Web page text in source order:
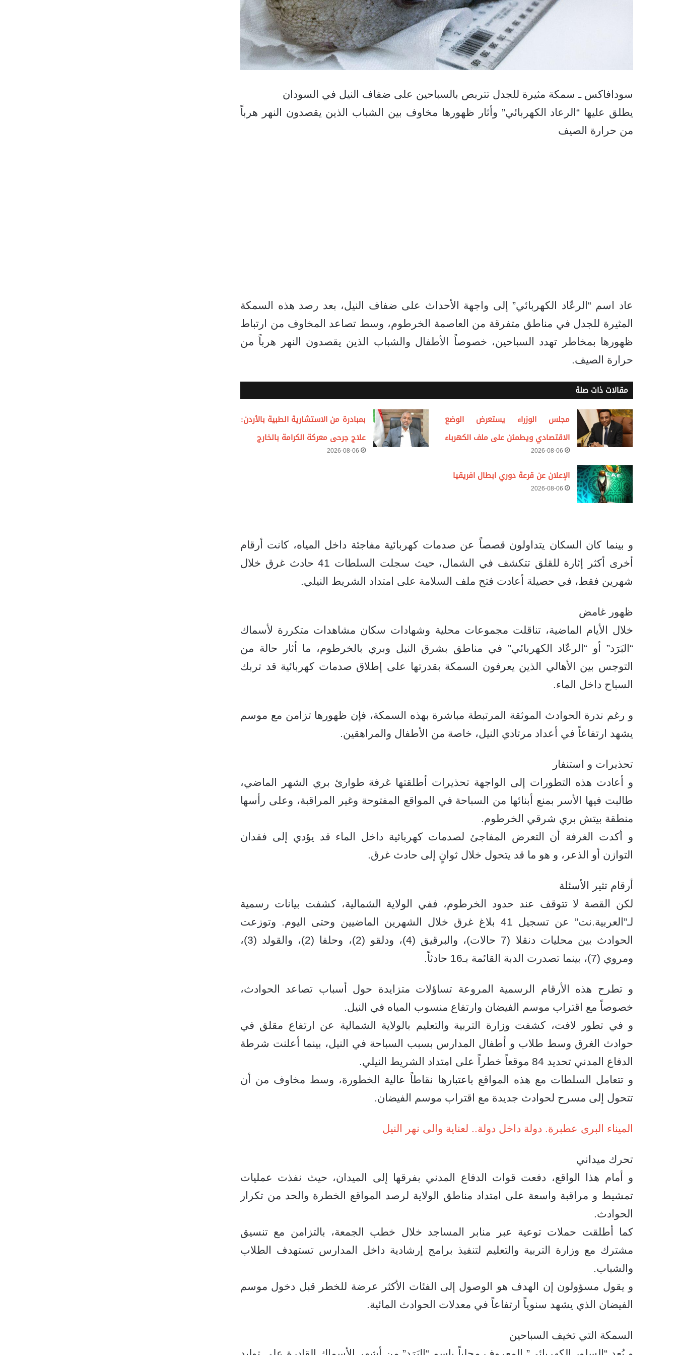
سودافاكس ـ سمكة مثيرة للجدل تتربص بالسباحين على ضفاف النيل في السودان
يطلق عليها “الرعاد الكهربائي” وأثار ظهورها مخاوف بين الشباب الذين يقصدون النهر هرباً
من حرارة الصيف
عاد اسم “الرعّاد الكهربائي” إلى واجهة الأحداث على ضفاف النيل، بعد رصد هذه السمكة
المثيرة للجدل في مناطق متفرقة من العاصمة الخرطوم، وسط تصاعد المخاوف من ارتباط
ظهورها بمخاطر تهدد السباحين، خصوصاً الأطفال والشباب الذين يقصدون النهر هرباً من
حرارة الصيف.
مقالات ذات صلة
مجلس الوزراء يستعرض الوضع
الاقتصادي ويطمئن على ملف الكهرباء
2026-08-06
بمبادرة من الاستشارية الطبية بالأردن:
علاج جرحى معركة الكرامة بالخارج
2026-08-06
الإعلان عن قرعة دوري ابطال افريقيا
2026-08-06
و بينما كان السكان يتداولون قصصاً عن صدمات كهربائية مفاجئة داخل المياه، كانت أرقام
أخرى أكثر إثارة للقلق تتكشف في الشمال، حيث سجلت السلطات 41 حادث غرق خلال
شهرين فقط، في حصيلة أعادت فتح ملف السلامة على امتداد الشريط النيلي.
ظهور غامض
خلال الأيام الماضية، تناقلت مجموعات محلية وشهادات سكان مشاهدات متكررة لأسماك
“البَرَد” أو “الرعّاد الكهربائي” في مناطق بشرق النيل وبري بالخرطوم، ما أثار حالة من
التوجس بين الأهالي الذين يعرفون السمكة بقدرتها على إطلاق صدمات كهربائية قد تربك
السباح داخل الماء.
و رغم ندرة الحوادث الموثقة المرتبطة مباشرة بهذه السمكة، فإن ظهورها تزامن مع موسم
يشهد ارتفاعاً في أعداد مرتادي النيل، خاصة من الأطفال والمراهقين.
تحذيرات و استنفار
و أعادت هذه التطورات إلى الواجهة تحذيرات أطلقتها غرفة طوارئ بري الشهر الماضي،
طالبت فيها الأسر بمنع أبنائها من السباحة في المواقع المفتوحة وغير المراقبة، وعلى رأسها
منطقة بيتش بري شرقي الخرطوم.
و أكدت الغرفة أن التعرض المفاجئ لصدمات كهربائية داخل الماء قد يؤدي إلى فقدان
التوازن أو الذعر، و هو ما قد يتحول خلال ثوانٍ إلى حادث غرق.
أرقام تثير الأسئلة
لكن القصة لا تتوقف عند حدود الخرطوم، ففي الولاية الشمالية، كشفت بيانات رسمية
لـ”العربية.نت” عن تسجيل 41 بلاغ غرق خلال الشهرين الماضيين وحتى اليوم. وتوزعت
الحوادث بين محليات دنقلا (7 حالات)، والبرقيق (4)، ودلقو (2)، وحلفا (2)، والقولد (3)،
ومروي (7)، بينما تصدرت الدبة القائمة بـ16 حادثاً.
و تطرح هذه الأرقام الرسمية المروعة تساؤلات متزايدة حول أسباب تصاعد الحوادث،
خصوصاً مع اقتراب موسم الفيضان وارتفاع منسوب المياه في النيل.
و في تطور لافت، كشفت وزارة التربية والتعليم بالولاية الشمالية عن ارتفاع مقلق في
حوادث الغرق وسط طلاب و أطفال المدارس بسبب السباحة في النيل، بينما أعلنت شرطة
الدفاع المدني تحديد 84 موقعاً خطراً على امتداد الشريط النيلي.
و تتعامل السلطات مع هذه المواقع باعتبارها نقاطاً عالية الخطورة، وسط مخاوف من أن
تتحول إلى مسرح لحوادث جديدة مع اقتراب موسم الفيضان.
الميناء البرى عطبرة. دولة داخل دولة.. لعناية والى نهر النيل
تحرك ميداني
و أمام هذا الواقع، دفعت قوات الدفاع المدني بفرقها إلى الميدان، حيث نفذت عمليات
تمشيط و مراقبة واسعة على امتداد مناطق الولاية لرصد المواقع الخطرة والحد من تكرار
الحوادث.
كما أطلقت حملات توعية عبر منابر المساجد خلال خطب الجمعة، بالتزامن مع تنسيق
مشترك مع وزارة التربية والتعليم لتنفيذ برامج إرشادية داخل المدارس تستهدف الطلاب
والشباب.
و يقول مسؤولون إن الهدف هو الوصول إلى الفئات الأكثر عرضة للخطر قبل دخول موسم
الفيضان الذي يشهد سنوياً ارتفاعاً في معدلات الحوادث المائية.
السمكة التي تخيف السباحين